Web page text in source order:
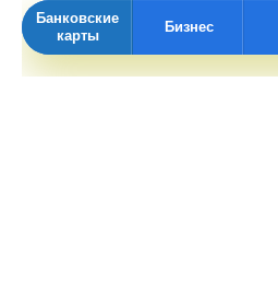
Банковские
карты
Бизнес